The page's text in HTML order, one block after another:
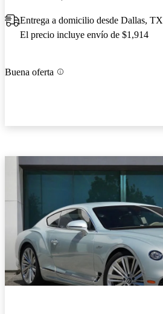
Entrega a domicilio desde Dallas, TX
El precio incluye envío de $1,914
Buena oferta